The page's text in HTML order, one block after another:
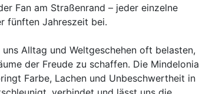
Fan am Straßenrand – jeder einzelne
fünften Jahreszeit bei.
Alltag und Weltgeschehen oft belasten,
der Freude zu schaffen. Die Mindelonia
Farbe, Lachen und Unbeschwertheit in